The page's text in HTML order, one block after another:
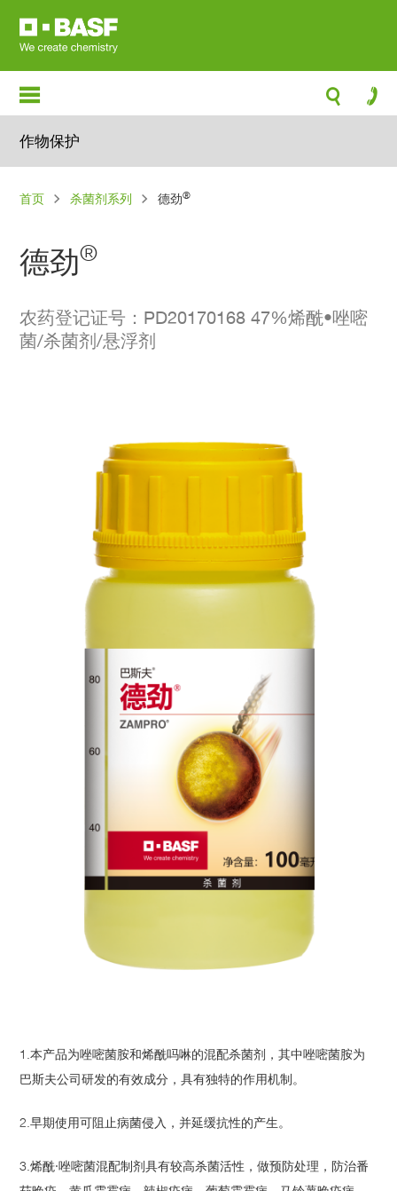
作物保护
面
屑
首页 杀菌剂系列 德劲®
德劲®
农药登记证号：PD20170168 47%烯酰•唑嘧
菌/杀菌剂/悬浮剂
1.本产品为唑嘧菌胺和烯酰吗啉的混配杀菌剂，其中唑嘧菌胺为
巴斯夫公司研发的有效成分，具有独特的作用机制。
2.早期使用可阻止病菌侵入，并延缓抗性的产生。
3.烯酰·唑嘧菌混配制剂具有较高杀菌活性，做预防处理，防治番